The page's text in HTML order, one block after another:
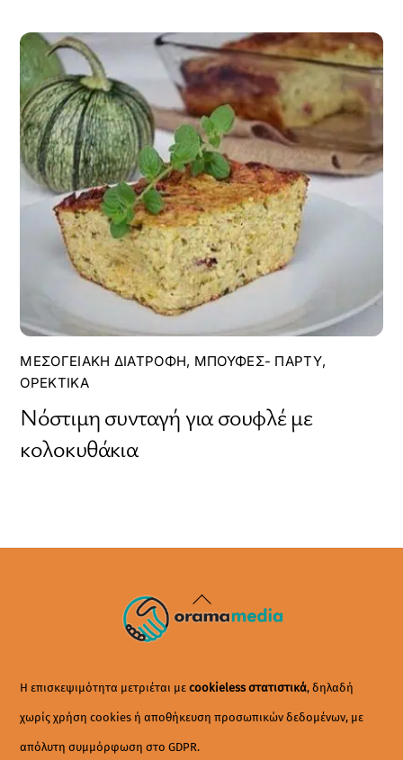
ΜΕΣΟΓΕΙΑΚΉ ΔΙΑΤΡΟΦΉ, ΜΠΟΥΦΈΣ- ΠΆΡΤΥ,
ΟΡΕΚΤΙΚΆ
Νόστιμη συνταγή για σουφλέ με
κολοκυθάκια
Back
To
Η επισκεψιμότητα μετριέται μεcookieless στατιστικά, δηλαδή
χωρίς χρήση cookies ή αποθήκευση προσωπικών δεδομένων, με
απόλυτη συμμόρφωση στο GDPR.